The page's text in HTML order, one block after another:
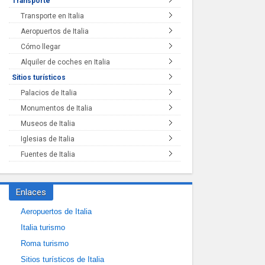
Transporte en Italia
Aeropuertos de Italia
Cómo llegar
Alquiler de coches en Italia
Sitios turísticos
Palacios de Italia
Monumentos de Italia
Museos de Italia
Iglesias de Italia
Fuentes de Italia
Enlaces
Aeropuertos de Italia
Italia turismo
Roma turismo
Sitios turísticos de Italia